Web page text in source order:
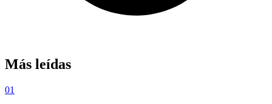
Más leídas
01